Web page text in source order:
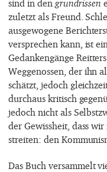
sind in den grundrissen
zuletzt als Freund.
ausgewogene
versprechen kann, ist
Gedankengänge
Weggenossen, der ihn
schätzt, jedoch
durchaus kritisch
jedoch nicht als
der Gewissheit, dass
streiten: den
Das Buch versammelt